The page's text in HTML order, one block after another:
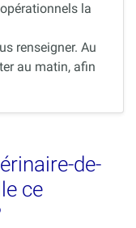
la
renseigner. Au
au matin, afin
de-
ce